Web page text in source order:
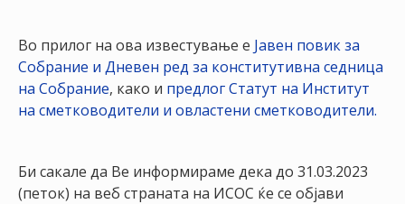
ДА
СТАНАМ
ЧЛЕН
КОНТАКТ
Во прилог на ова известување е Јавен повик за
Собрание и Дневен ред за конститутивна седница
на Собрание, како и предлог Статут на Институт
на сметководители и овластени сметководители.
Би сакале да Ве информираме дека до 31.03.2023
(петок) на веб страната на ИСОС ќе се објави